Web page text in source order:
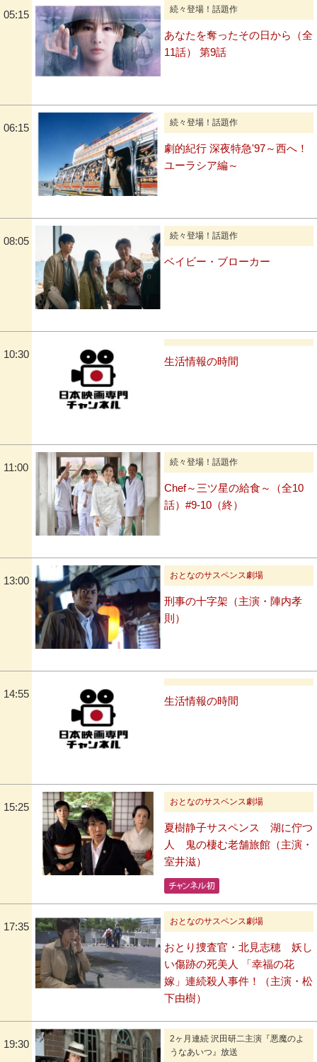
05:15 続々登場！話題作
あなたを奪ったその日から（全
11話） 第9話
06:15 続々登場！話題作
劇的紀行 深夜特急'97～西へ！
ユーラシア編～
08:05 続々登場！話題作
ベイビー・ブローカー
10:30
生活情報の時間
11:00 続々登場！話題作
Chef～三ツ星の給食～（全10
話）#9-10（終）
13:00 おとなのサスペンス劇場
刑事の十字架（主演・陣内孝
則）
14:55
生活情報の時間
15:25 おとなのサスペンス劇場
夏樹静子サスペンス 湖に佇つ
人 鬼の棲む老舗旅館（主演・
室井滋）
17:35 おとなのサスペンス劇場
おとり捜査官・北見志穂 妖し
い傷跡の死美人 「幸福の花
嫁」連続殺人事件！（主演・松
下由樹）
19:30
2ヶ月連続 沢田研二主演『悪魔のよ
うなあいつ』放送